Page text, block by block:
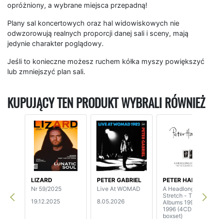
opróżniony, a wybrane miejsca przepadną!
Plany sal koncertowych oraz hal widowiskowych nie
odwzorowują realnych proporcji danej sali i sceny, mają
jedynie charakter poglądowy.
Jeśli to konieczne możesz ruchem kółka myszy powiększyć
lub zmniejszyć plan sali.
KUPUJĄCY TEN PRODUKT WYBRALI RÓWNIEŻ
LIZARD
Nr 59/2025
19.12.2025
PETER GABRIEL
Live At WOMAD
8.05.2026
PETER HAMMILL
A Headlong
Stretch - The Fie!
Albums 1992-
1996 (4CD
boxset)